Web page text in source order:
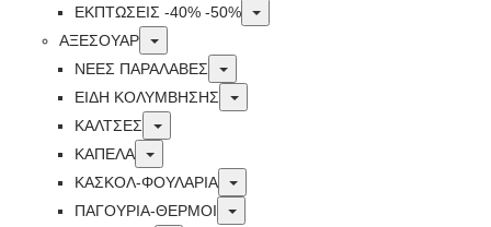
ΕΚΠΤΏΣΕΙΣ -40% -50%
Toggle
ΑΞΕΣΟΥΑΡ
Toggle
ΝΕΕΣ ΠΑΡΑΛΑΒΕΣ
Toggle
ΕΙΔΗ ΚΟΛΥΜΒΗΣΗΣ
Toggle
ΚΑΛΤΣΕΣ
Toggle
ΚΑΠΕΛΑ
Toggle
ΚΑΣΚΟΛ-ΦΟΥΛΑΡΙΑ
Toggle
ΠΑΓΟΥΡΙΑ-ΘΕΡΜΟΙ
Toggle